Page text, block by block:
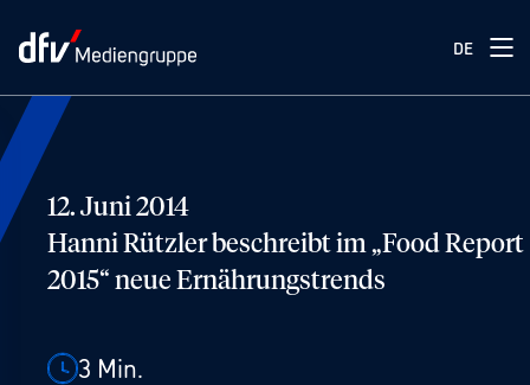
DE
12. Juni 2014
Hanni Rützler beschreibt im „Food Report
2015“ neue Ernährungstrends
3 Min.